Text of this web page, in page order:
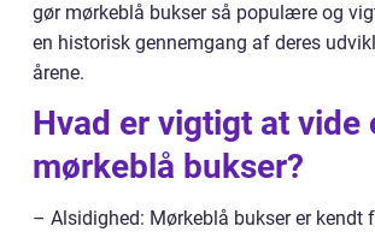
gør mørkeblå bukser så populære og
en historisk gennemgang af deres
årene.
Hvad er vigtigt at vide
mørkeblå bukser?
– Alsidighed: Mørkeblå bukser er kendt